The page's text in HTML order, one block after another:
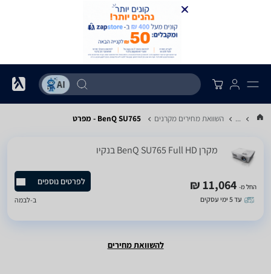
... השוואת מחירים מקרנים BenQ SU765 - מפרט
מקרן BenQ SU765 Full HD בנקיו
החל מ- 11,064 ₪
עד 5 ימי עסקים
לפרטים נוספים
ב-לבמה
להשוואת מחירים